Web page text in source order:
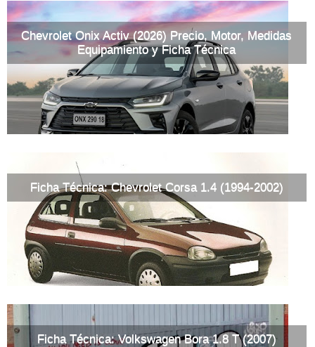
Chevrolet Onix Activ (2026) Precio, Motor, Medidas
Equipamiento y Ficha Técnica
Ficha Técnica: Chevrolet Corsa 1.4 (1994-2002)
Ficha Técnica: Volkswagen Bora 1.8 T (2007)